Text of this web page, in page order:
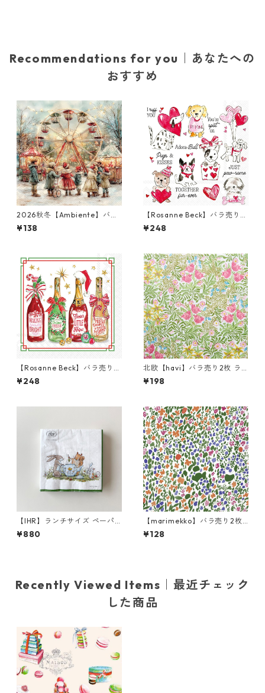
Recommendations for you｜あなたへの
おすすめ
2026秋冬【Ambiente】バラ
売り2枚 ランチサイズ ペーパ
ーナプキン Theme Park グレ
¥138
【Rosanne Beck】バラ売り2
枚 カクテルサイズ ペーパーナ
プキン Pugs & Kisses ホワイ
¥248
【Rosanne Beck】バラ売り2
枚 カクテルサイズ ペーパーナ
プキン Christmas Bottles ホ
¥248
北欧【havi】バラ売り2枚 ラ
ンチサイズ ペーパーナプキン
Bower グリーン William Mor
¥198
【IHR】ランチサイズ ペーパ
ーナプキン TEA TIME ホワイ
ト Anita Jeram 20枚入り
¥880
【marimekko】バラ売り2枚
ランチサイズ ペーパーナプキ
ン RANTANIITTY グリーン
¥128
Recently Viewed Items｜最近チェック
した商品